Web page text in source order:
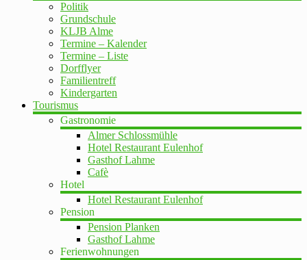
Politik
Grundschule
KLJB Alme
Termine – Kalender
Termine – Liste
Dorfflyer
Familientreff
Kindergarten
Tourismus
Gastronomie
Almer Schlossmühle
Hotel Restaurant Eulenhof
Gasthof Lahme
Cafè
Hotel
Hotel Restaurant Eulenhof
Pension
Pension Planken
Gasthof Lahme
Ferienwohnungen